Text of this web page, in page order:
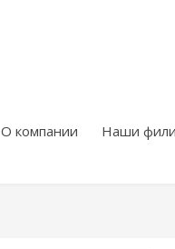
О компании Наши